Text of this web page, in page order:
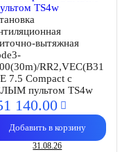
вытяжная
RR2,VEC(B31
7.5 Compact с
пультом TS4w
140.00
Добавить в корзину
31.08.26